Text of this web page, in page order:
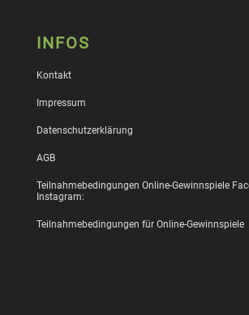
INFOS
Kontakt
Impressum
Datenschutzerklärung
AGB
Teilnahmebedingungen Online-Gewinnspiele
Instagram:
Teilnahmebedingungen für Online-Gewinnspiele